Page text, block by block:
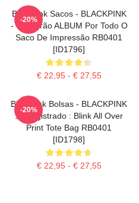
Blackpink Sacos - BLACKPINK
- O Padrão ALBUM Por Todo O
Saco De Impressão RB0401
[ID1796]
€ 22,95 - € 27,55
-20%
Blackpink Bolsas - BLACKPINK
크 Registrado : Blink All Over
Print Tote Bag RB0401
[ID1798]
€ 22,95 - € 27,55
-20%